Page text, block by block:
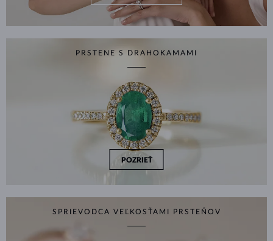
PRSTENE S DRAHOKAMAMI
POZRIEŤ
SPRIEVODCA VEĽKOSŤAMI PRSTEŇOV